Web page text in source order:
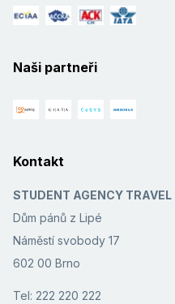
Naši partneři
Kontakt
STUDENT AGENCY TRAVEL
Dům pánů z Lipé
Náměstí svobody 17
602 00 Brno
Tel: 222 220 222